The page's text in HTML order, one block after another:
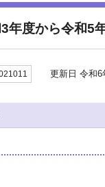
年度から令和5
更新日 令和6